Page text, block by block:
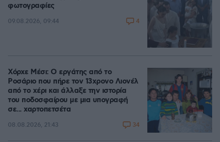
φωτογραφίες
09.08.2026, 09:44 4
Χόρχε Μέσι: Ο εργάτης από το
Ροσάριο που πήρε τον 13χρονο Λιονέλ
από το χέρι και άλλαξε την ιστορία
του ποδοσφαίρου με μια υπογραφή
σε... χαρτοπετσέτα
08.08.2026, 21:43 34